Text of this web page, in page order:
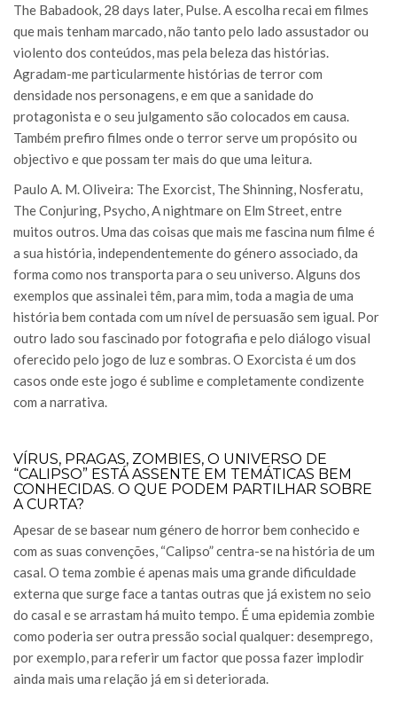
The Babadook, 28 days later, Pulse. A escolha recai em filmes
que mais tenham marcado, não tanto pelo lado assustador ou
violento dos conteúdos, mas pela beleza das histórias.
Agradam-me particularmente histórias de terror com
densidade nos personagens, e em que a sanidade do
protagonista e o seu julgamento são colocados em causa.
Também prefiro filmes onde o terror serve um propósito ou
objectivo e que possam ter mais do que uma leitura.
Paulo A. M. Oliveira: The Exorcist, The Shinning, Nosferatu,
The Conjuring, Psycho, A nightmare on Elm Street, entre
muitos outros. Uma das coisas que mais me fascina num filme é
a sua história, independentemente do género associado, da
forma como nos transporta para o seu universo. Alguns dos
exemplos que assinalei têm, para mim, toda a magia de uma
história bem contada com um nível de persuasão sem igual. Por
outro lado sou fascinado por fotografia e pelo diálogo visual
oferecido pelo jogo de luz e sombras. O Exorcista é um dos
casos onde este jogo é sublime e completamente condizente
com a narrativa.
VÍRUS, PRAGAS, ZOMBIES, O UNIVERSO DE
“CALIPSO” ESTÁ ASSENTE EM TEMÁTICAS BEM
CONHECIDAS. O QUE PODEM PARTILHAR SOBRE
A CURTA?
Apesar de se basear num género de horror bem conhecido e
com as suas convenções, “Calipso” centra-se na história de um
casal. O tema zombie é apenas mais uma grande dificuldade
externa que surge face a tantas outras que já existem no seio
do casal e se arrastam há muito tempo. É uma epidemia zombie
como poderia ser outra pressão social qualquer: desemprego,
por exemplo, para referir um factor que possa fazer implodir
ainda mais uma relação já em si deteriorada.